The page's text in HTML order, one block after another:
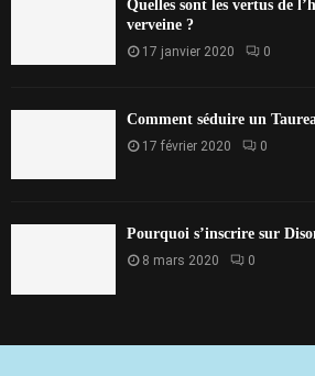
Quelles sont les vertus de
verveine ?
17 janvier 2020 0
Comment séduire un
17 février 2020 0
Pourquoi s’inscrire sur
8 mars 2020 0